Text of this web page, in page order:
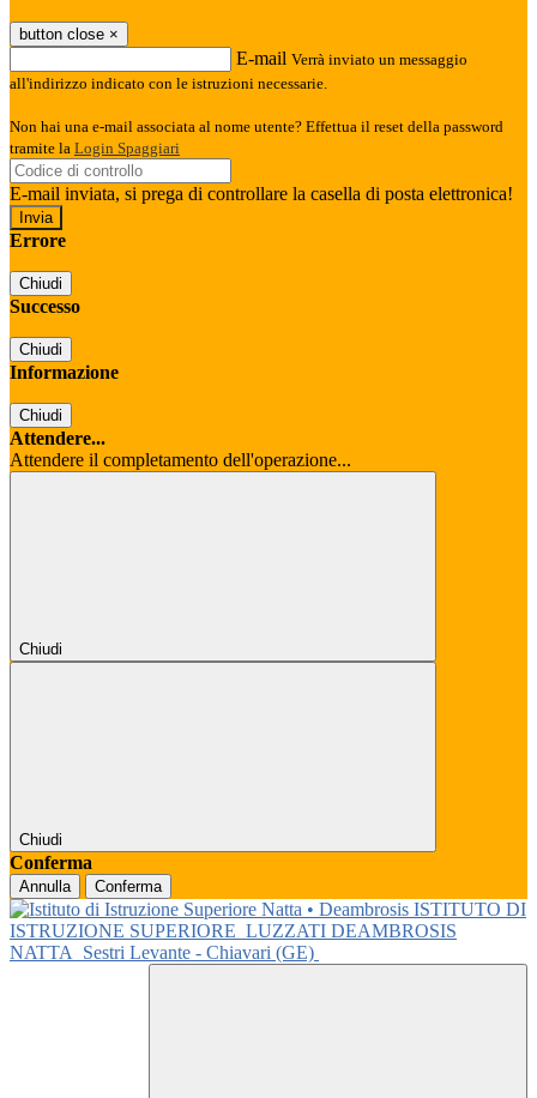
button close ×
E-mail Verrà inviato un messaggio
all'indirizzo indicato con le istruzioni necessarie.
Non hai una e-mail associata al nome utente? Effettua il reset della password
tramite la Login Spaggiari
E-mail inviata, si prega di controllare la casella di posta elettronica!
Errore
Chiudi
Successo
Chiudi
Informazione
Chiudi
Attendere...
Attendere il completamento dell'operazione...
Chiudi
Chiudi
Conferma
Annulla Conferma
ISTITUTO DI
ISTRUZIONE SUPERIORE LUZZATI DEAMBROSIS
NATTA
Sestri Levante - Chiavari (GE)